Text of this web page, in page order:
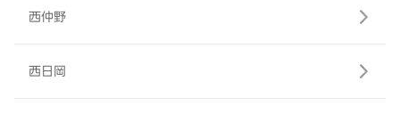
西仲野
西日岡